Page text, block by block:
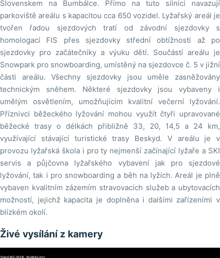
Slovenskem na Bumbálce. Přímo na tuto silnici navazují
parkoviště areálu s kapacitou cca 650 vozidel. Lyžařský areál je
tvořen řadou sjezdových tratí od závodní sjezdovky s
homologací FIS přes sjezdovky střední obtížnosti až po
sjezdovky pro začátečníky a výuku dětí. Součástí areálu je
Snowpark pro snowboarding, umístěný na sjezdovce č. 5 v jižní
části areálu. Všechny sjezdovky jsou uměle zasněžovány
technickým sněhem. Některé sjezdovky jsou vybaveny i
umělým osvětlením, umožňujícím kvalitní večerní lyžování.
Příznivci běžeckého lyžování mohou využít čtyři upravované
běžecké trasy o délkách přibližně 33, 20, 14,5 a 24 km,
využívající stávající turistické trasy Beskyd. V areálu je v
provozu lyžařská škola i pro ty nejmenší začínající lyžaře a SKI
servis a půjčovna lyžařského vybavení jak pro sjezdové
lyžování, tak i pro snowboarding a běh na lyžích. Areál je plně
vybaven kvalitním zázemím stravovacích služeb a ubytovacích
možností, jejichž kapacita je doplněna i dalšími zařízeními v
blízkém okolí.
Živé vysílání z kamery